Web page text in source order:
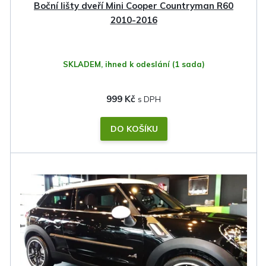
Boční lišty dveří Mini Cooper Countryman R60
2010-2016
SKLADEM, ihned k odeslání (1 sada)
999 Kč
DO KOŠÍKU